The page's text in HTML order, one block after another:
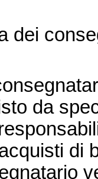
dei
da
di